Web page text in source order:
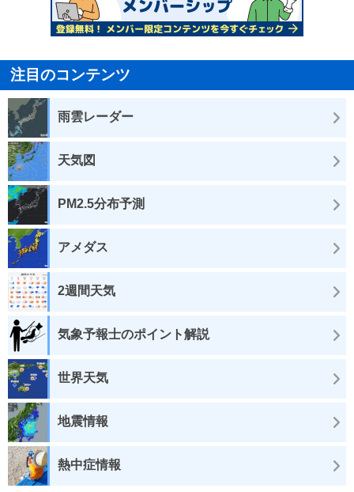
注目のコンテンツ
雨雲レーダー
天気図
PM2.5分布予測
アメダス
2週間天気
気象予報士のポイント解説
世界天気
地震情報
熱中症情報